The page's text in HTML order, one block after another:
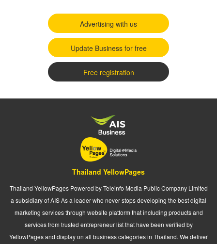
Advertising with us
Update Business for free
Free registration
Thailand YellowPages
Thailand YellowPages Powered by Teleinfo Media Public Company Limited
a subsidiary of AIS As a leader who never stops developing the best digital
marketing services through website platform that including products and
services from trusted entrepreneur list that have been verified by
YellowPages and display on all business categories in Thailand. We deliver